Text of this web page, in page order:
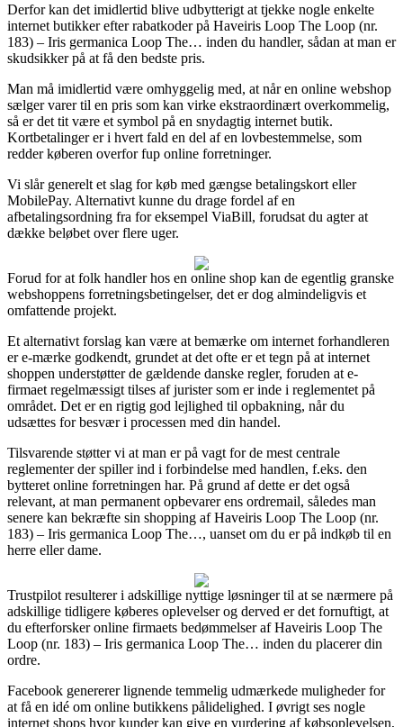
Derfor kan det imidlertid blive udbytterigt at tjekke nogle enkelte
internet butikker efter rabatkoder på Haveiris Loop The Loop (nr.
183) – Iris germanica Loop The… inden du handler, sådan at man er
skudsikker på at få den bedste pris.
Man må imidlertid være omhyggelig med, at når en online webshop
sælger varer til en pris som kan virke ekstraordinært overkommelig,
så er det tit være et symbol på en snydagtig internet butik.
Kortbetalinger er i hvert fald en del af en lovbestemmelse, som
redder køberen overfor fup online forretninger.
Vi slår generelt et slag for køb med gængse betalingskort eller
MobilePay. Alternativt kunne du drage fordel af en
afbetalingsordning fra for eksempel ViaBill, forudsat du agter at
dække beløbet over flere uger.
Forud for at folk handler hos en online shop kan de egentlig granske
webshoppens forretningsbetingelser, det er dog almindeligvis et
omfattende projekt.
Et alternativt forslag kan være at bemærke om internet forhandleren
er e-mærke godkendt, grundet at det ofte er et tegn på at internet
shoppen understøtter de gældende danske regler, foruden at e-
firmaet regelmæssigt tilses af jurister som er inde i reglementet på
området. Det er en rigtig god lejlighed til opbakning, når du
udsættes for besvær i processen med din handel.
Tilsvarende støtter vi at man er på vagt for de mest centrale
reglementer der spiller ind i forbindelse med handlen, f.eks. den
bytteret online forretningen har. På grund af dette er det også
relevant, at man permanent opbevarer ens ordremail, således man
senere kan bekræfte sin shopping af Haveiris Loop The Loop (nr.
183) – Iris germanica Loop The…, uanset om du er på indkøb til en
herre eller dame.
Trustpilot resulterer i adskillige nyttige løsninger til at se nærmere på
adskillige tidligere køberes oplevelser og derved er det fornuftigt, at
du efterforsker online firmaets bedømmelser af Haveiris Loop The
Loop (nr. 183) – Iris germanica Loop The… inden du placerer din
ordre.
Facebook genererer lignende temmelig udmærkede muligheder for
at få en idé om online butikkens pålidelighed. I øvrigt ses nogle
internet shops hvor kunder kan give en vurdering af købsoplevelsen,